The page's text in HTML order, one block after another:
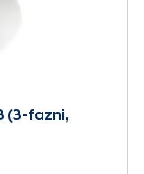
(3-fazni,